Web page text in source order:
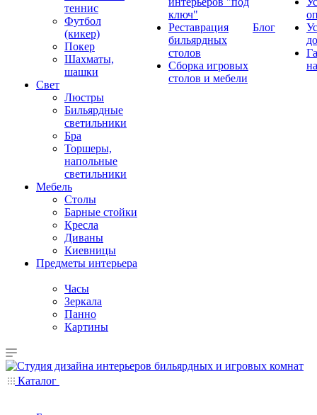
теннис
Футбол
(кикер)
Покер
Шахматы,
шашки
Свет
Люстры
Бильярдные
светильники
Бра
Торшеры,
напольные
светильники
Мебель
Столы
Барные стойки
Кресла
Диваны
Киевницы
Предметы интерьера
Часы
Зеркала
Панно
Картины
ключ"
Реставрация
бильярдных
столов
Сборка игровых
столов и мебели
Блог
Каталог